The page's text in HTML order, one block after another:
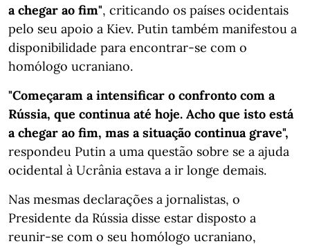
a chegar ao fim", criticando os países ocidentais
pelo seu apoio a Kiev. Putin também manifestou a
disponibilidade para encontrar-se com o
homólogo ucraniano.
"Começaram a intensificar o confronto com a
Rússia, que continua até hoje. Acho que isto está
a chegar ao fim, mas a situação continua grave",
respondeu Putin a uma questão sobre se a ajuda
ocidental à Ucrânia estava a ir longe demais.
Nas mesmas declarações a jornalistas, o
Presidente da Rússia disse estar disposto a
reunir-se com o seu homólogo ucraniano,